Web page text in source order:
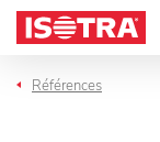
Passer au contenu
Références